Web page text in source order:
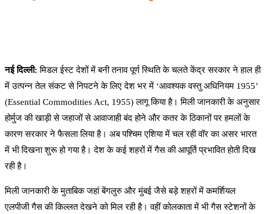
नई दिल्ली: मिडल ईस्ट देशों में बनी तनाव पूर्ण स्थिति के चलते केंद्र सरकार ने हाल ही
में उत्पन्न तेल संकट से निपटने के लिए देश भर में ‘आवश्यक वस्तु अधिनियम 1955’
(Essential Commodities Act, 1955) लागू किया है। मिली जानकारी के अनुसार
होर्मुज की खाड़ी से जहाजों से आवाजाही बंद होने और कतर के ठिकानों पर हमलों के
कारण सरकार ने फैसला लिया है। अब पश्चिम एशिया में चल रही वॉर का असर भारत
में भी दिखना शुरू हो गया है। देश के कई शहरों में गैस की आपूर्ति प्रभावित होती दिख
रही है।
मिली जानकारी के मुताबिक जहां बेंगलुरु और मुंबई जैसे बड़े शहरों में कमर्शियल
एलपीजी गैस की किल्लत देखने को मिल रही है। वहीं कोलकाता में भी गैस स्टेशनों के